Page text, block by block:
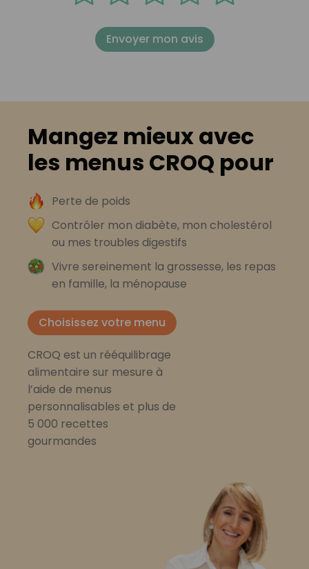
Envoyer mon avis
Mangez mieux avec
les menus CROQ pour
Perte de poids
Contrôler mon diabète, mon cholestérol
ou mes troubles digestifs
Vivre sereinement la grossesse, les repas
en famille, la ménopause
Choisissez votre menu
CROQ est un rééquilibrage
alimentaire sur mesure à
l’aide de menus
personnalisables et plus de
5 000 recettes
gourmandes